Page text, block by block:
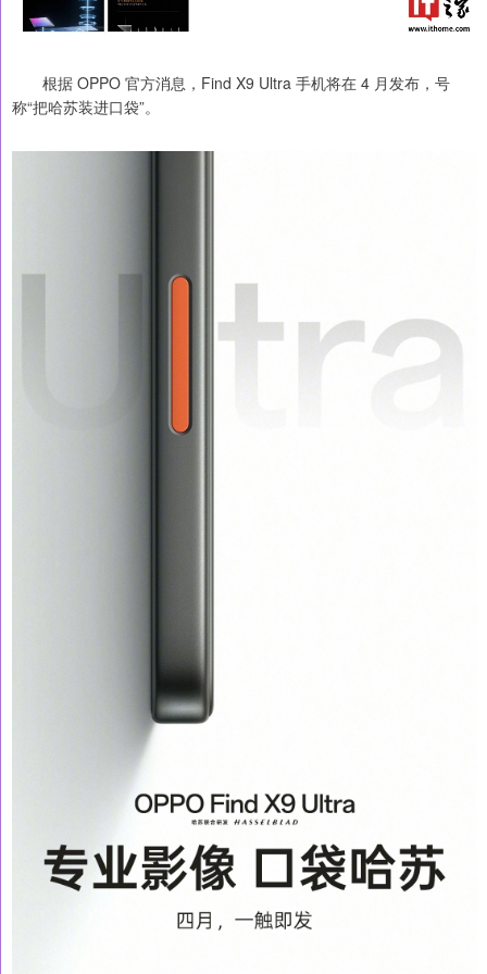
根据 OPPO 官方消息，Find X9 Ultra 手机将在 4 月发布，号
称“把哈苏装进口袋”。